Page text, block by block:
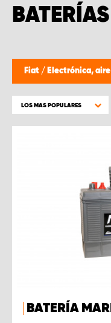
Fiat / Electrónica,
LOS MAS POPULARES
BATERÍA